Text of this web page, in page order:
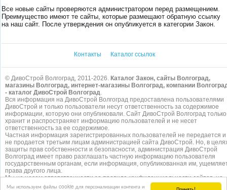
Мы используем файлы cookie для персонализации контента и
Все новые сайты проверяются администратором перед размещением.
Преимущество имеют те сайты, которые размещают обратную ссылку
на наш сайт. После утверждения он опубликуется в категории Закон.
Контакты Каталог ссылок
© ДивоСтрой Волгоград, 2011-2026. Каталог Закон, сайты Волгоград,
магазины Волгоград, интернет-магазины Волгоград, компании
- каталог ДивоСтрой Волгоград.
Вся информация на ДивоСтрой Волгоград предоставлена пользователями
ДивоСтрой и только пользователи несут ответственность за содержимое
информации, которую они опубликовали. Сайт ДивоСтрой Волгоград только
хранит и распространяет информацию пользователей и не несет
ответственность за ее содержимое.
Частная информация зарегистрированных пользователей не передается и
не продается третьим лицам администрацией сайта ДивоСтрой. Но, в
защиты прав собственности и безопасности, администрация ДивоСтрой
Волгоград имеет право разглашать частную информацию пользователя
государственным органам, если информация, опубликованная им,
права другого лица.
Мы не несем ответственности за правила конфиденциальности сайтов, на
которые ссылается ДивоСтрой. На некоторых страницах нашего